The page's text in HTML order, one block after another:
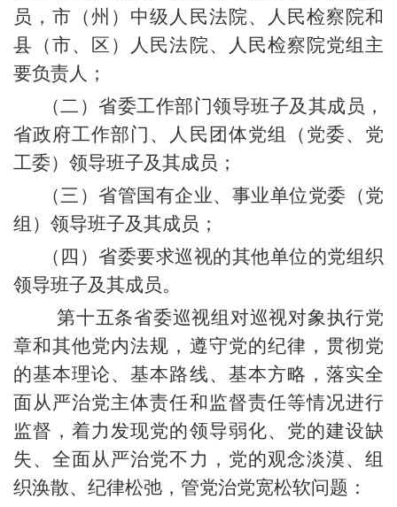
员，市（州）中级人民法院、人民检察院和
县（市、区）人民法院、人民检察院党组主
要负责人；
（二）省委工作部门领导班子及其成员，
省政府工作部门、人民团体党组（党委、党
工委）领导班子及其成员；
（三）省管国有企业、事业单位党委（党
组）领导班子及其成员；
（四）省委要求巡视的其他单位的党组织
领导班子及其成员。
第十五条省委巡视组对巡视对象执行党
章和其他党内法规，遵守党的纪律，贯彻党
的基本理论、基本路线、基本方略，落实全
面从严治党主体责任和监督责任等情况进行
监督，着力发现党的领导弱化、党的建设缺
失、全面从严治党不力，党的观念淡漠、组
织涣散、纪律松弛，管党治党宽松软问题：